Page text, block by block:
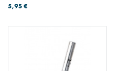
5,95 €